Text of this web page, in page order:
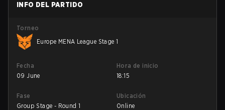
INFO DEL PARTIDO
Torneo
Europe MENA League Stage 1
Fecha
09 June
Hora de inicio
18:15
Fase
Group Stage - Round 1
Ubicación
Online